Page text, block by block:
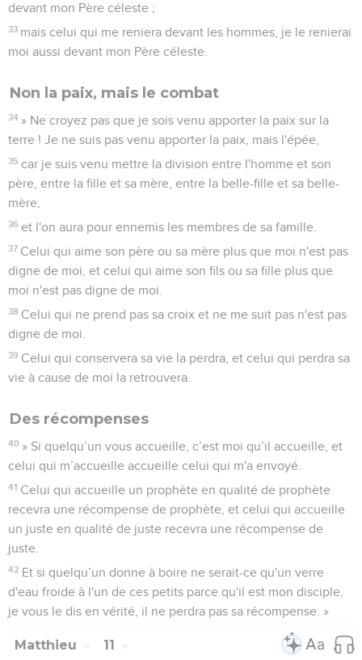
devant mon Père céleste ;
33 mais celui qui me reniera devant les hommes, je le renierai
moi aussi devant mon Père céleste.
Non la paix, mais le combat
34 » Ne croyez pas que je sois venu apporter la paix sur la
terre ! Je ne suis pas venu apporter la paix, mais l'épée,
35 car je suis venu mettre la division entre l'homme et son
père, entre la fille et sa mère, entre la belle-fille et sa belle-
mère,
36 et l'on aura pour ennemis les membres de sa famille.
37 Celui qui aime son père ou sa mère plus que moi n'est pas
digne de moi, et celui qui aime son fils ou sa fille plus que
moi n'est pas digne de moi.
38 Celui qui ne prend pas sa croix et ne me suit pas n'est pas
digne de moi.
39 Celui qui conservera sa vie la perdra, et celui qui perdra sa
vie à cause de moi la retrouvera.
Des récompenses
40 » Si quelqu’un vous accueille, c’est moi qu’il accueille, et
celui qui m’accueille accueille celui qui m'a envoyé.
41 Celui qui accueille un prophète en qualité de prophète
recevra une récompense de prophète, et celui qui accueille
un juste en qualité de juste recevra une récompense de
juste.
42 Et si quelqu’un donne à boire ne serait-ce qu'un verre
d'eau froide à l'un de ces petits parce qu'il est mon disciple,
je vous le dis en vérité, il ne perdra pas sa récompense. »
Matthieu 11